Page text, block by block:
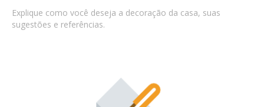
Explique como você deseja a decoração da casa, suas
sugestões e referências.